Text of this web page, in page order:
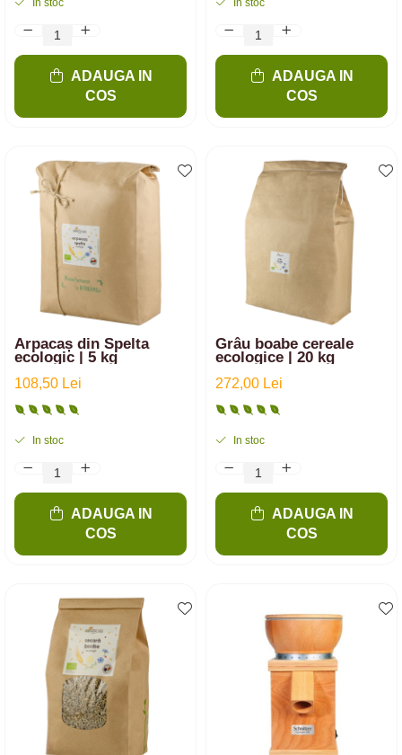
In stoc
ADAUGA IN
COS
In stoc
ADAUGA IN
COS
Arpacaș din Spelta
ecologic | 5 kg
108,50 Lei
In stoc
ADAUGA IN
COS
Grâu boabe cereale
ecologice | 20 kg
272,00 Lei
In stoc
ADAUGA IN
COS